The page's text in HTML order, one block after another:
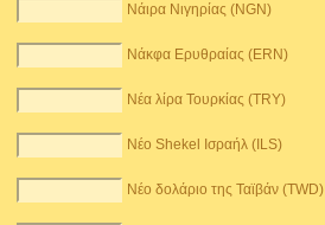
Νάιρα Νιγηρίας (NGN)
Νάκφα Ερυθραίας (ERN)
Νέα λίρα Τουρκίας (TRY)
Νέο Shekel Ισραήλ (ILS)
Νέο δολάριο της Ταϊβάν (TWD)